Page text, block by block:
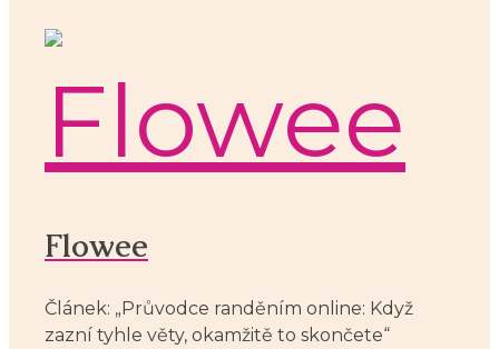
Flowee
Článek: „Průvodce randěním online: Když
zazní tyhle věty, okamžitě to skončete“